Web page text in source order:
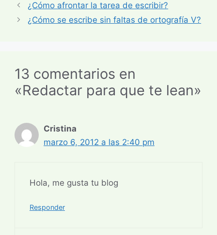
¿Cómo afrontar la tarea de escribir?
¿Cómo se escribe sin faltas de ortografía V?
13 comentarios en
«Redactar para que te lean»
Cristina
marzo 6, 2012 a las 2:40 pm
Hola, me gusta tu blog
Responder